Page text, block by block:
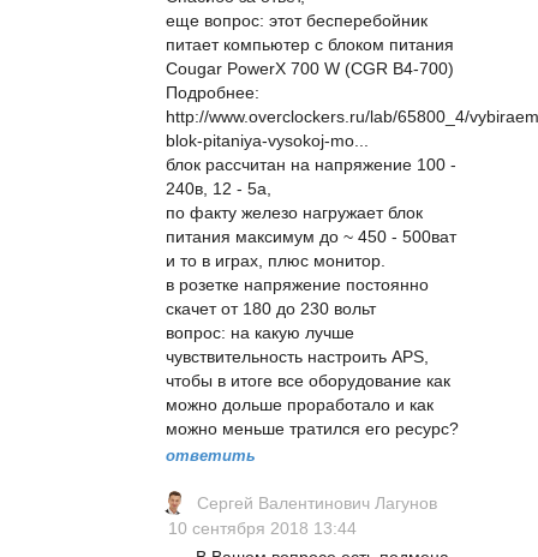
еще вопрос: этот бесперебойник
питает компьютер с блоком питания
Cougar PowerX 700 W (CGR B4-700)
Подробнее:
http://www.overclockers.ru/lab/65800_4/
blok-pitaniya-vysokoj-mo...
блок рассчитан на напряжение 100 -
240в, 12 - 5а,
по факту железо нагружает блок
питания максимум до ~ 450 - 500ват
и то в играх, плюс монитор.
в розетке напряжение постоянно
скачет от 180 до 230 вольт
вопрос: на какую лучше
чувствительность настроить APS,
чтобы в итоге все оборудование как
можно дольше проработало и как
можно меньше тратился его ресурс?
ответить
Сергей Валентинович Лагунов
10 сентября 2018 13:44